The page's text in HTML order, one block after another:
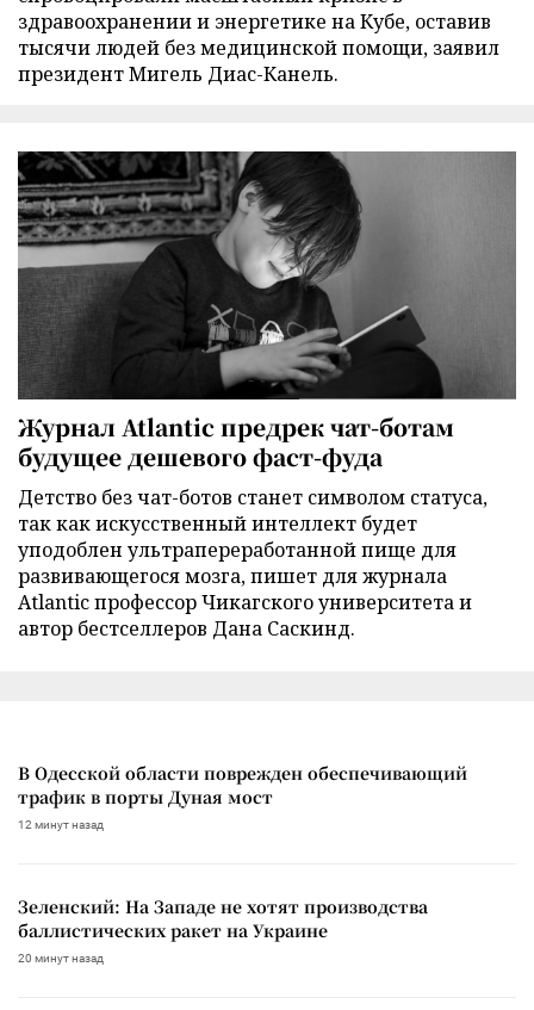
здравоохранении и энергетике на Кубе, оставив
тысячи людей без медицинской помощи, заявил
президент Мигель Диас-Канель.
Журнал Atlantic предрек чат-ботам
будущее дешевого фаст-фуда
Детство без чат-ботов станет символом статуса,
так как искусственный интеллект будет
уподоблен ультрапереработанной пище для
развивающегося мозга, пишет для журнала
Atlantic профессор Чикагского университета и
автор бестселлеров Дана Саскинд.
В Одесской области поврежден обеспечивающий
трафик в порты Дуная мост
12 минут назад
Зеленский: На Западе не хотят производства
баллистических ракет на Украине
20 минут назад